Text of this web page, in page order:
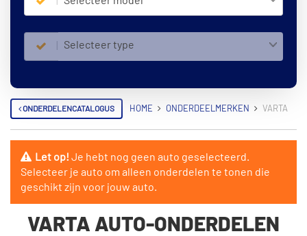
Selecteer type
ONDERDELENCATALOGUS HOME ONDERDEELMERKEN VARTA
Let op!Je hebt nog geen auto geselecteerd.
Selecteer je auto om alleen onderdelen te tonen die
geschikt zijn voor jouw auto.
VARTA AUTO-ONDERDELEN